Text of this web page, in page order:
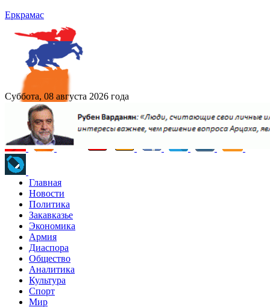
Еркрамас
Суббота, 08 августа 2026 года
Главная
Новости
Политика
Закавказье
Экономика
Армия
Диаспора
Общество
Аналитика
Культура
Спорт
Мир